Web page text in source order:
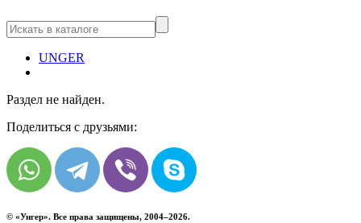
UNGER
Раздел не найден.
Поделиться с друзьями:
© «Унгер». Все права защищены, 2004–2026.